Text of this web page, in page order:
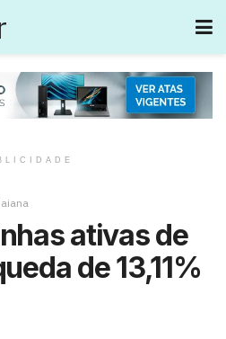
ativas de
de 13,11%